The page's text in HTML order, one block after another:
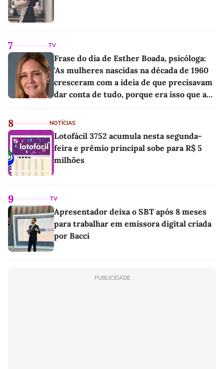
7 TV
Frase do dia de Esther Boada, psicóloga:
'As mulheres nascidas na década de 1960
cresceram com a ideia de que precisavam
dar conta de tudo, porque era isso que a
8 NOTÍCIAS
Lotofácil 3752 acumula nesta segunda-
feira e prêmio principal sobe para R$ 5
milhões
9 TV
Apresentador deixa o SBT após 8 meses
para trabalhar em emissora digital criada
por Bacci
PUBLICIDADE